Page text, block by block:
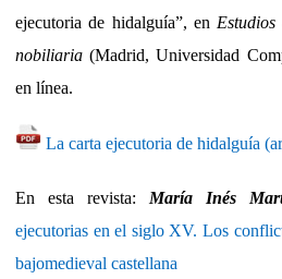
ejecutoria de hidalguía”, en
nobiliaria (Madrid, Universidad
en línea.
La carta ejecutoria de hidalguía
En esta revista: María Inés
ejecutorias en el siglo XV. Los
bajomedieval castellana